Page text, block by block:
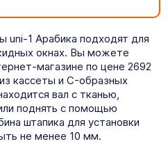
uni-1 Арабика подходят для
окнах. Вы можете
магазине по цене 2692
кассеты и C-образных
вал с тканью,
поднять с помощью
штапика для установки
не менее 10 мм.